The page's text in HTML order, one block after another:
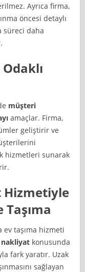
Ayrıca firma,
öncesi detaylı
süreci daha
müşteri
amaçlar. Firma,
geliştirir ve
hizmetleri sunarak
Hizmetiyle
ev taşıma hizmeti
nakliyat konusunda
fark yaratır. Uzak
sağlayan